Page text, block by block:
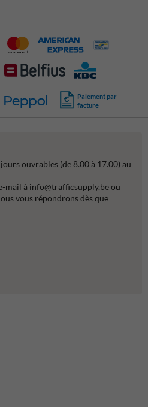
Paiement par
facture
ouvrables (de 8.00 à 17.00) au
mail à info@trafficsupply.beou
vous répondrons dès que